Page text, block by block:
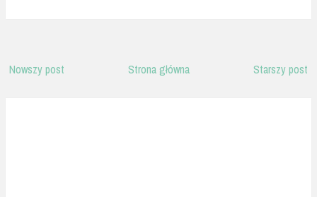
Nowszy post Starszy post
Strona główna